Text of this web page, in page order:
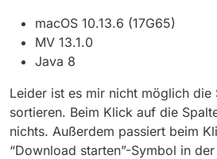
macOS 10.13.6 (17G65)
MV 13.1.0
Java 8
Leider ist es mir nicht möglich die
sortieren. Beim Klick auf die
nichts. Außerdem passiert beim
“Download starten”-Symbol in